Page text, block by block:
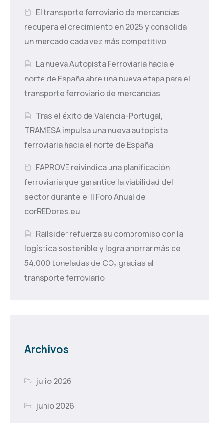
El transporte ferroviario de mercancías
recupera el crecimiento en 2025 y consolida
un mercado cada vez más competitivo
La nueva Autopista Ferroviaria hacia el
norte de España abre una nueva etapa para el
transporte ferroviario de mercancías
Tras el éxito de Valencia-Portugal,
TRAMESA impulsa una nueva autopista
ferroviaria hacia el norte de España
FAPROVE reivindica una planificación
ferroviaria que garantice la viabilidad del
sector durante el II Foro Anual de
corREDores.eu
Railsider refuerza su compromiso con la
logística sostenible y logra ahorrar más de
54.000 toneladas de CO₂ gracias al
transporte ferroviario
Archivos
julio 2026
junio 2026